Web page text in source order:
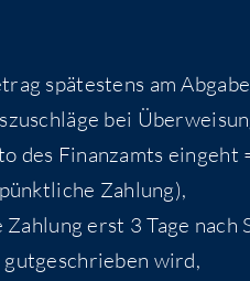
spätestens am
bei
des Finanzamts
Zahlung),
erst 3 Tage
wird,